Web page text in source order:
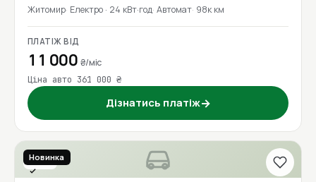
Житомир Електро · 24 кВт·год Автомат 98к км
ПЛАТІЖ ВІД
11 000 ₴/міс
Ціна авто 361 000 ₴
Дізнатись платіж→
2018
Новинка